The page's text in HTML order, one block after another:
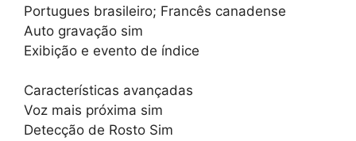
Portugues brasileiro; Francês canadense
Auto gravação sim
Exibição e evento de índice
Características avançadas
Voz mais próxima sim
Detecção de Rosto Sim